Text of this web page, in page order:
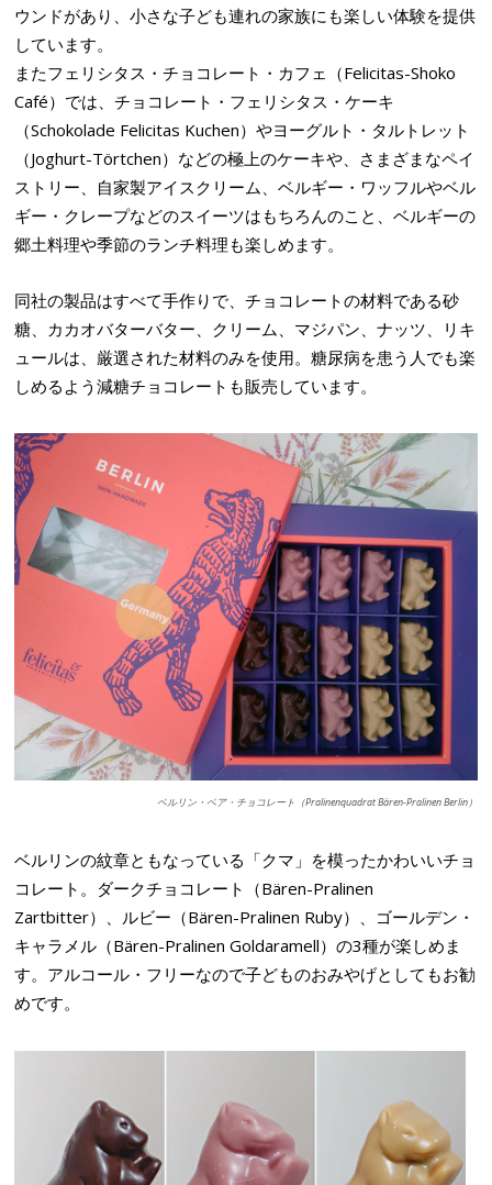
ウンドがあり、小さな子ども連れの家族にも楽しい体験を提供
しています。
またフェリシタス・チョコレート・カフェ（Felicitas-Shoko
Café）では、チョコレート・フェリシタス・ケーキ
（Schokolade Felicitas Kuchen）やヨーグルト・タルトレット
（Joghurt-Törtchen）などの極上のケーキや、さまざまなペイ
ストリー、自家製アイスクリーム、ベルギー・ワッフルやベル
ギー・クレープなどのスイーツはもちろんのこと、ベルギーの
郷土料理や季節のランチ料理も楽しめます。
同社の製品はすべて手作りで、チョコレートの材料である砂
糖、カカオバターバター、クリーム、マジパン、ナッツ、リキ
ュールは、厳選された材料のみを使用。糖尿病を患う人でも楽
しめるよう減糖チョコレートも販売しています。
ベルリン・ベア・チョコレート（Pralinenquadrat Bären-Pralinen Berlin）
ベルリンの紋章ともなっている「クマ」を模ったかわいいチョ
コレート。ダークチョコレート（Bären-Pralinen
Zartbitter）、ルビー（Bären-Pralinen Ruby）、ゴールデン・
キャラメル（Bären-Pralinen Goldaramell）の3種が楽しめま
す。アルコール・フリーなので子どものおみやげとしてもお勧
めです。